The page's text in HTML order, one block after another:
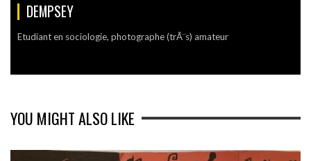
DEMPSEY
Etudiant en sociologie, photographe (trÃ¨s) amateur
YOU MIGHT ALSO LIKE